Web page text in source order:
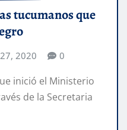
tucumanos que
2020 0
inició el Ministerio
de la Secretaria